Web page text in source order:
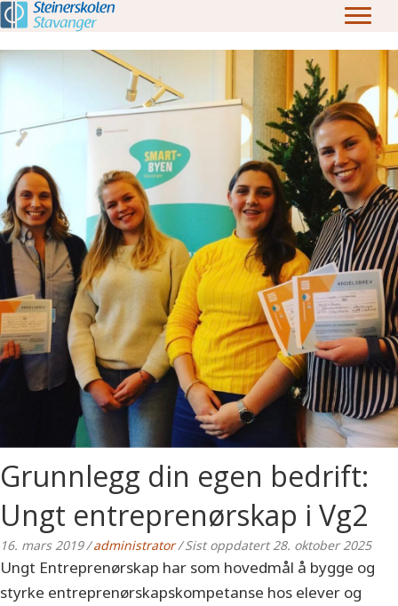
Grunnlegg din egen bedrift:
Ungt entreprenørskap i Vg2
16. mars 2019/ administrator/ Sist oppdatert 28. oktober 2025
Ungt Entreprenørskap har som hovedmål å bygge og
styrke entreprenørskapskompetanse hos elever og